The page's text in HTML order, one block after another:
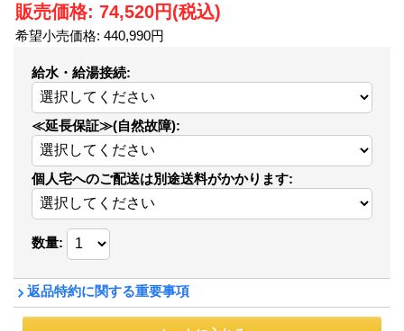
販売価格: 74,520円(税込)
希望小売価格: 440,990円
給水・給湯接続:
≪延長保証≫(自然故障):
個人宅へのご配送は別途送料がかかります:
数量:
返品特約に関する重要事項